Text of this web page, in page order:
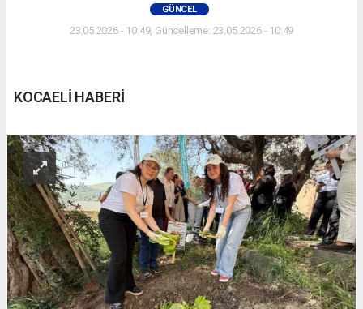
GÜNCEL
23.05.2026 - 10:49, Güncelleme: 23.05.2026 - 10:49
KOCAELİ HABERİ